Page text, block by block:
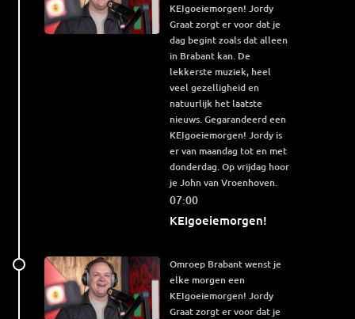
KEIgoeiemorgen!
07:00
KEIgoeiemorgen! Jordy
Graat zorgt er voor dat je
dag begint zoals dat alleen
in Brabant kan. De
lekkerste muziek, heel
veel gezelligheid en
natuurlijk het laatste
nieuws. Gegarandeerd een
KEIgoeiemorgen! Jordy is
er van maandag tot en met
donderdag. Op vrijdag hoor
je John van Vroenhoven.
Omroep Brabant wenst je
elke morgen een
KEIgoeiemorgen! Jordy
Graat zorgt er voor dat je